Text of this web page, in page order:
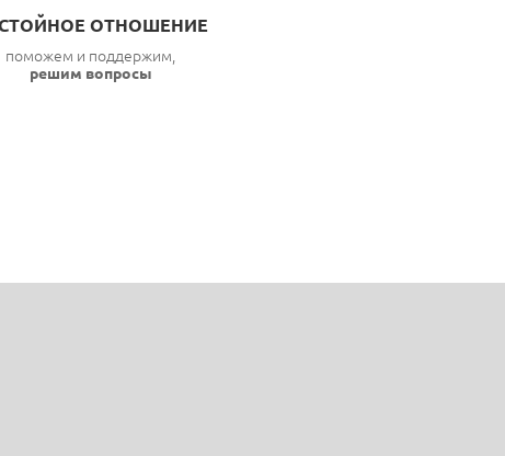
ОТНОШЕНИЕ
поможем и поддержим,
решим вопросы